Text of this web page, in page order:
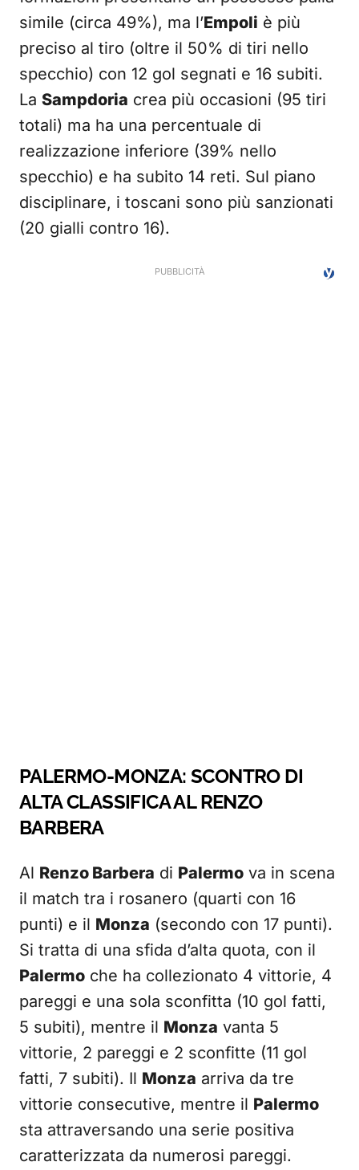
simile (circa 49%), ma l’Empoli è più
preciso al tiro (oltre il 50% di tiri nello
specchio) con 12 gol segnati e 16 subiti.
La Sampdoria crea più occasioni (95 tiri
totali) ma ha una percentuale di
realizzazione inferiore (39% nello
specchio) e ha subito 14 reti. Sul piano
disciplinare, i toscani sono più sanzionati
(20 gialli contro 16).
PALERMO-MONZA: SCONTRO DI
ALTA CLASSIFICA AL RENZO
BARBERA
Al Renzo Barbera di Palermo va in scena
il match tra i rosanero (quarti con 16
punti) e il Monza (secondo con 17 punti).
Si tratta di una sfida d’alta quota, con il
Palermo che ha collezionato 4 vittorie, 4
pareggi e una sola sconfitta (10 gol fatti,
5 subiti), mentre il Monza vanta 5
vittorie, 2 pareggi e 2 sconfitte (11 gol
fatti, 7 subiti). Il Monza arriva da tre
vittorie consecutive, mentre il Palermo
sta attraversando una serie positiva
caratterizzata da numerosi pareggi.